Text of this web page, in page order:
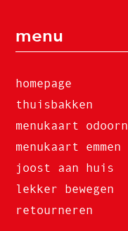
menu
homepage
thuisbakken
menukaart odoorn
menukaart emmen
joost aan huis
lekker bewegen
retourneren